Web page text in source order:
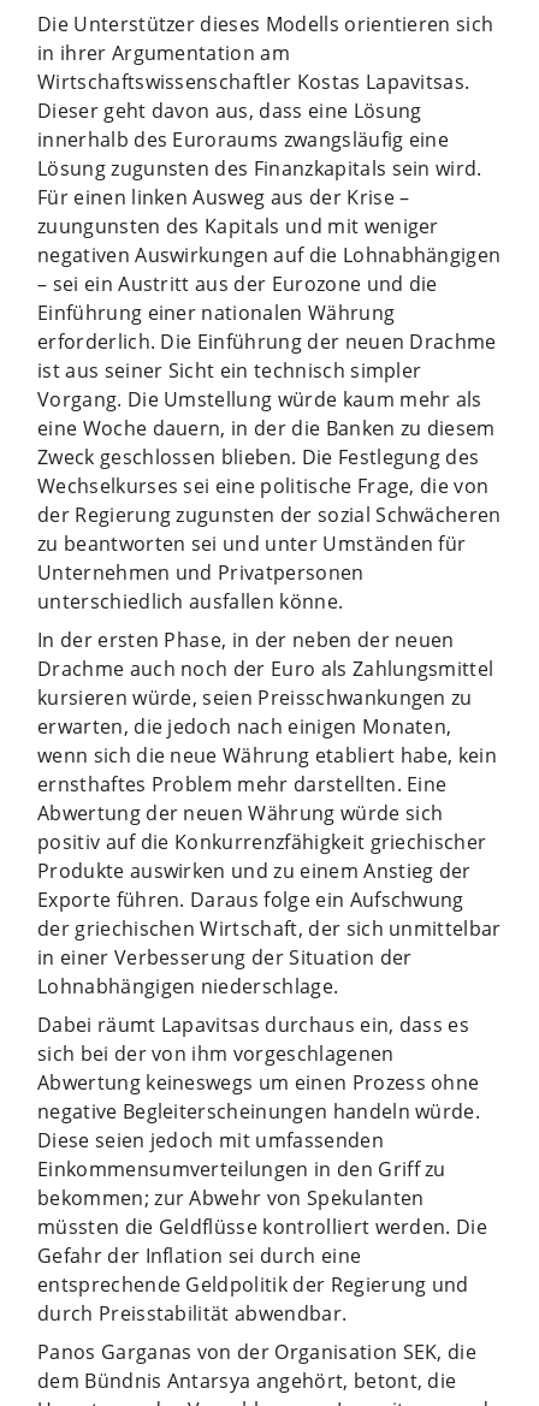
Die Unterstützer dieses Modells orientieren sich
in ihrer Argumentation am
Wirtschaftswissenschaftler Kostas Lapavitsas.
Dieser geht davon aus, dass eine Lösung
innerhalb des Euroraums zwangsläufig eine
Lösung zugunsten des Finanzkapitals sein wird.
Für einen linken Ausweg aus der Krise –
zuungunsten des Kapitals und mit weniger
negativen Auswirkungen auf die Lohnabhängigen
– sei ein Austritt aus der Eurozone und die
Einführung einer nationalen Währung
erforderlich. Die Einführung der neuen Drachme
ist aus seiner Sicht ein technisch simpler
Vorgang. Die Umstellung würde kaum mehr als
eine Woche dauern, in der die Banken zu diesem
Zweck geschlossen blieben. Die Festlegung des
Wechselkurses sei eine politische Frage, die von
der Regierung zugunsten der sozial Schwächeren
zu beantworten sei und unter Umständen für
Unternehmen und Privatpersonen
unterschiedlich ausfallen könne.
In der ersten Phase, in der neben der neuen
Drachme auch noch der Euro als Zahlungsmittel
kursieren würde, seien Preisschwankungen zu
erwarten, die jedoch nach einigen Monaten,
wenn sich die neue Währung etabliert habe, kein
ernsthaftes Problem mehr darstellten. Eine
Abwertung der neuen Währung würde sich
positiv auf die Konkurrenzfähigkeit griechischer
Produkte auswirken und zu einem Anstieg der
Exporte führen. Daraus folge ein Aufschwung
der griechischen Wirtschaft, der sich unmittelbar
in einer Verbesserung der Situation der
Lohnabhängigen niederschlage.
Dabei räumt Lapavitsas durchaus ein, dass es
sich bei der von ihm vorgeschlagenen
Abwertung keineswegs um einen Prozess ohne
negative Begleiterscheinungen handeln würde.
Diese seien jedoch mit umfassenden
Einkommensumverteilungen in den Griff zu
bekommen; zur Abwehr von Spekulanten
müssten die Geldflüsse kontrolliert werden. Die
Gefahr der Inflation sei durch eine
entsprechende Geldpolitik der Regierung und
durch Preisstabilität abwendbar.
Panos Garganas von der Organisation SEK, die
dem Bündnis Antarsya angehört, betont, die